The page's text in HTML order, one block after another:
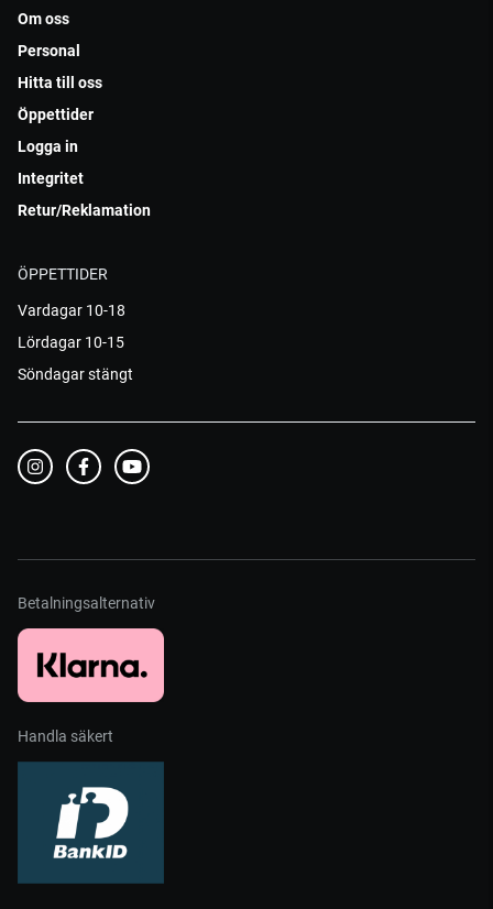
Om oss
Personal
Hitta till oss
Öppettider
Logga in
Integritet
Retur/Reklamation
ÖPPETTIDER
Vardagar 10-18
Lördagar 10-15
Söndagar stängt
Betalningsalternativ
Handla säkert